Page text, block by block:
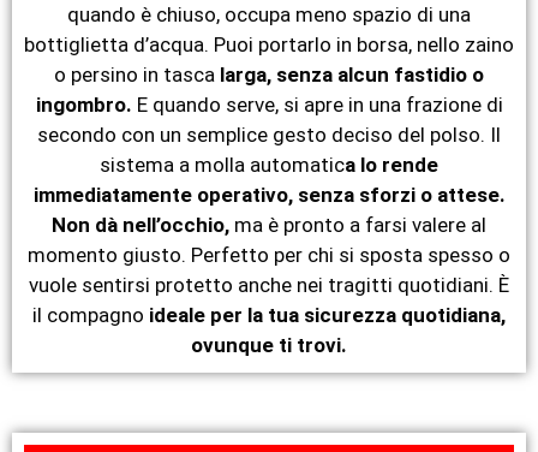
quando è chiuso, occupa meno spazio di una
bottiglietta d’acqua. Puoi portarlo in borsa, nello zaino
o persino in tasca larga, senza alcun fastidio o
ingombro. E quando serve, si apre in una frazione di
secondo con un semplice gesto deciso del polso. Il
sistema a molla automatica lo rende
immediatamente operativo, senza sforzi o attese.
Non dà nell’occhio, ma è pronto a farsi valere al
momento giusto. Perfetto per chi si sposta spesso o
vuole sentirsi protetto anche nei tragitti quotidiani. È
il compagno ideale per la tua sicurezza quotidiana,
ovunque ti trovi.